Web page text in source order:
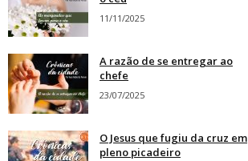
11/11/2025
A razão de se entregar ao
chefe
23/07/2025
O Jesus que fugiu da cruz em
pleno picadeiro